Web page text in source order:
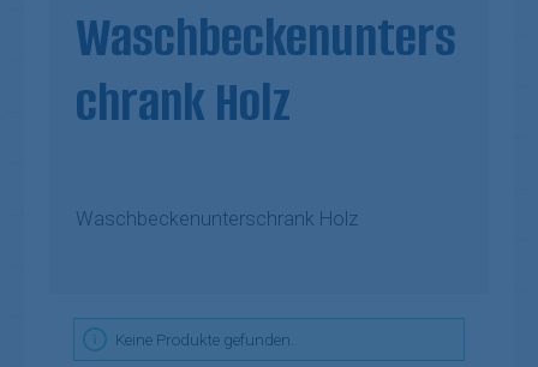
Waschbeckenunters
chrank Holz
Waschbeckenunterschrank Holz
Keine Produkte gefunden.